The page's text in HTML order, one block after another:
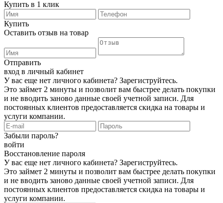
Купить в 1 клик
Купить
Оставить отзыв на товар
Отправить
вход в личный кабинет
У вас еще нет личного кабинета? Зарегиструйтесь.
Это займет 2 минуты и позволит вам быстрее делать покупки
и не вводить заново данные своей учетной записи. Для
постоянных клиентов предоставляется скидка на товары и
услуги компании.
Забыли пароль?
войти
Восстановление пароля
У вас еще нет личного кабинета? Зарегиструйтесь.
Это займет 2 минуты и позволит вам быстрее делать покупки
и не вводить заново данные своей учетной записи. Для
постоянных клиентов предоставляется скидка на товары и
услуги компании.